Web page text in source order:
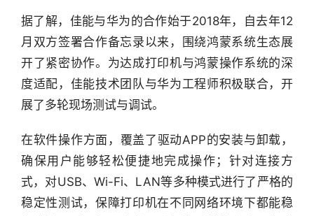
报
资
讯
精
选
头
条
深
度
据了解，佳能与华为的合作始于2018年，自去年12
月双方签署合作备忘录以来，围绕鸿蒙系统生态展
开了紧密协作。为达成打印机与鸿蒙操作系统的深
度适配，佳能技术团队与华为工程师积极联合，开
展了多轮现场测试与调试。
在软件操作方面，覆盖了驱动APP的安装与卸载，
确保用户能够轻松便捷地完成操作；针对连接方
式，对USB、Wi-Fi、LAN等多种模式进行了严格的
稳定性测试，保障打印机在不同网络环境下都能稳